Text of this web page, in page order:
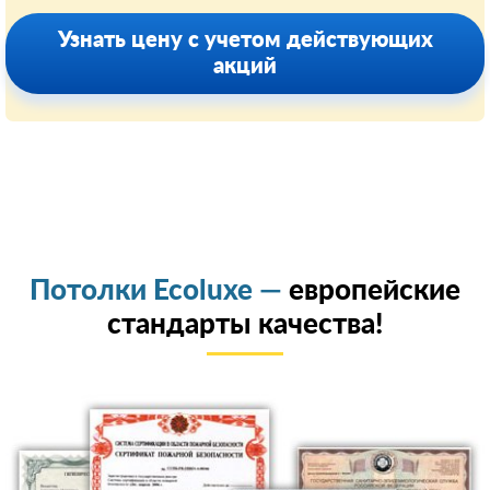
Узнать цену с учетом действующих
акций
Потолки Ecoluxe — европейские
стандарты качества!